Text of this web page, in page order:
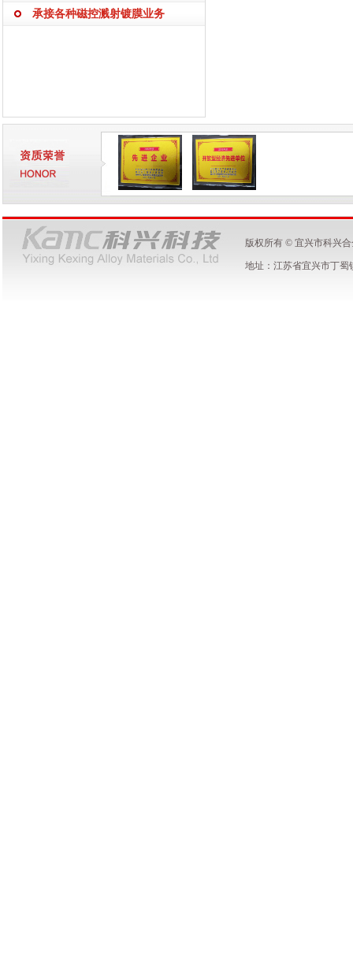
承接各种磁控溅射镀膜业务
版权所有 © 宜兴市科兴
地址：江苏省宜兴市丁蜀